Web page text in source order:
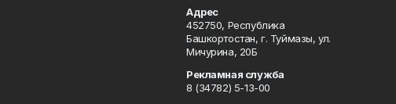
Адрес
452750, Республика
Башкортостан, г. Туймазы, ул.
Мичурина, 20Б
Рекламная служба
8 (34782) 5-13-00